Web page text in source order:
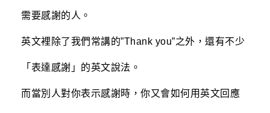
需要感謝的人。
英文裡除了我們常講的”Thank you”之外，還有不少
「表達感謝」的英文說法。
而當別人對你表示感謝時，你又會如何用英文回應